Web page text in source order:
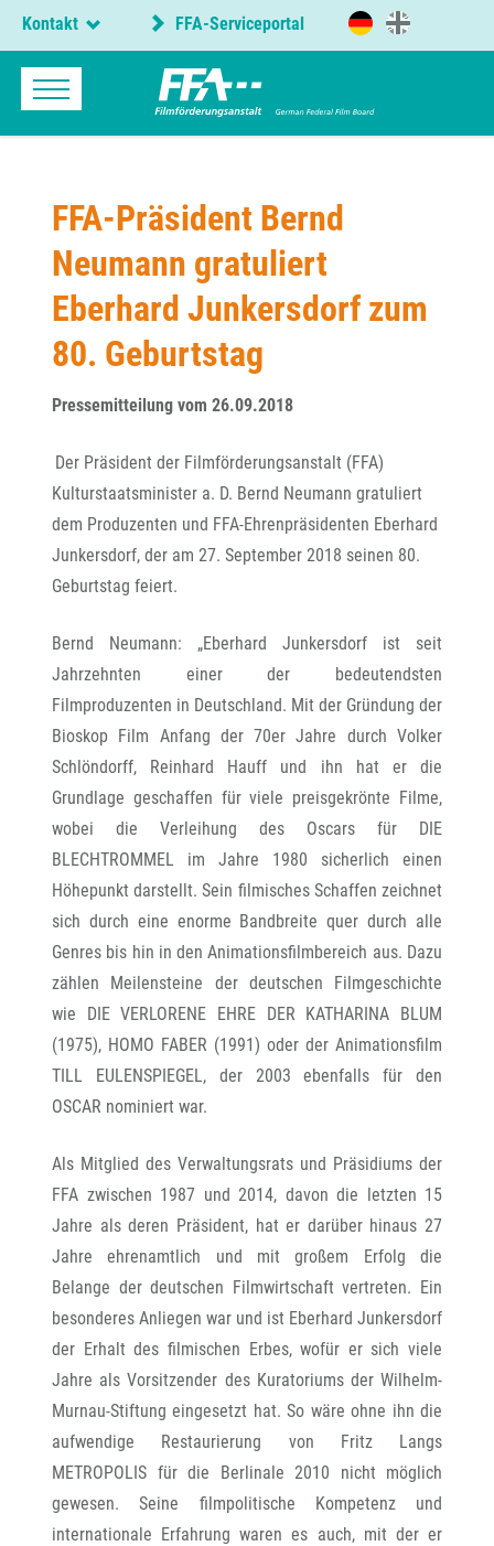
Kontakt FFA-Serviceportal
FFA-Präsident Bernd
Neumann gratuliert
Eberhard Junkersdorf zum
80. Geburtstag
Pressemitteilung vom 26.09.2018
Der Präsident der Filmförderungsanstalt (FFA)
Kulturstaatsminister a. D. Bernd Neumann gratuliert
dem Produzenten und FFA-Ehrenpräsidenten Eberhard
Junkersdorf, der am 27. September 2018 seinen 80.
Geburtstag feiert.
Bernd Neumann: „Eberhard Junkersdorf ist seit
Jahrzehnten einer der bedeutendsten
Filmproduzenten in Deutschland. Mit der Gründung der
Bioskop Film Anfang der 70er Jahre durch Volker
Schlöndorff, Reinhard Hauff und ihn hat er die
Grundlage geschaffen für viele preisgekrönte Filme,
wobei die Verleihung des Oscars für DIE
BLECHTROMMEL im Jahre 1980 sicherlich einen
Höhepunkt darstellt. Sein filmisches Schaffen zeichnet
sich durch eine enorme Bandbreite quer durch alle
Genres bis hin in den Animationsfilmbereich aus. Dazu
zählen Meilensteine der deutschen Filmgeschichte
wie DIE VERLORENE EHRE DER KATHARINA BLUM
(1975), HOMO FABER (1991) oder der Animationsfilm
TILL EULENSPIEGEL, der 2003 ebenfalls für den
OSCAR nominiert war.
Als Mitglied des Verwaltungsrats und Präsidiums der
FFA zwischen 1987 und 2014, davon die letzten 15
Jahre als deren Präsident, hat er darüber hinaus 27
Jahre ehrenamtlich und mit großem Erfolg die
Belange der deutschen Filmwirtschaft vertreten. Ein
besonderes Anliegen war und ist Eberhard Junkersdorf
der Erhalt des filmischen Erbes, wofür er sich viele
Jahre als Vorsitzender des Kuratoriums der Wilhelm-
Murnau-Stiftung eingesetzt hat. So wäre ohne ihn die
aufwendige Restaurierung von Fritz Langs
METROPOLIS für die Berlinale 2010 nicht möglich
gewesen. Seine filmpolitische Kompetenz und
internationale Erfahrung waren es auch, mit der er